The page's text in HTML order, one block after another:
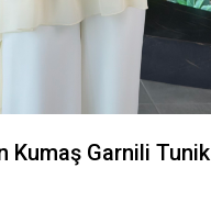
Kumaş Garnili Tunik